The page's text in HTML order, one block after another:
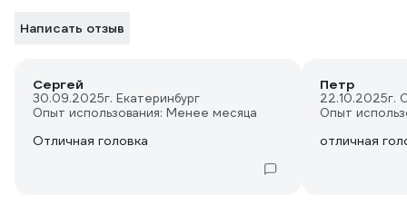
Написать отзыв
Сергей
30.09.2025г. Екатеринбург
Опыт использования: Менее месяца
Отличная головка
Петр
22.10.2025г.
Опыт
отличная